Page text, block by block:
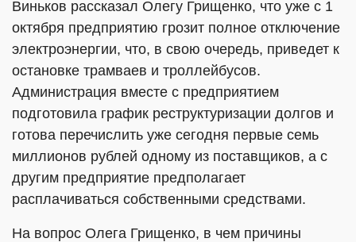
Виньков рассказал Олегу Грищенко, что уже с 1
октября предприятию грозит полное отключение
электроэнергии, что, в свою очередь, приведет к
остановке трамваев и троллейбусов.
Администрация вместе с предприятием
подготовила график реструктуризации долгов и
готова перечислить уже сегодня первые семь
миллионов рублей одному из поставщиков, а с
другим предприятие предполагает
расплачиваться собственными средствами.
На вопрос Олега Грищенко, в чем причины